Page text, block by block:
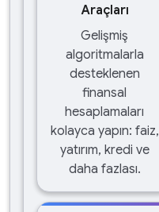
Araçları
Gelişmiş
algoritmalarla
desteklenen
finansal
hesaplamaları
kolayca yapın: faiz,
yatırım, kredi ve
daha fazlası.